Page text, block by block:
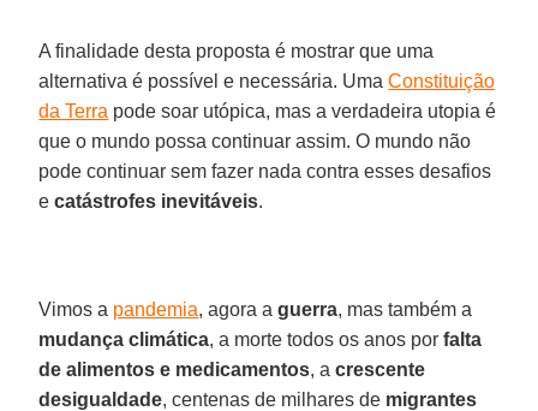
A finalidade desta proposta é mostrar que uma
alternativa é possível e necessária. UmaConstituição
da Terra pode soar utópica, mas a verdadeira utopia é
que o mundo possa continuar assim. O mundo não
pode continuar sem fazer nada contra esses desafios
ecatástrofes inevitáveis.
Vimos a pandemia, agora aguerra, mas também a
mudança climática, a morte todos os anos porfalta
de alimentos e medicamentos, acrescente
desigualdade, centenas de milhares de migrantes